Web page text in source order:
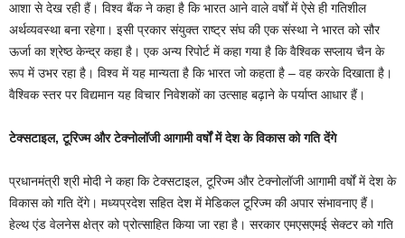
आशा से देख रही हैं। विश्व बैंक ने कहा है कि भारत आने वाले वर्षों में ऐसे ही गतिशील
अर्थव्यवस्था बना रहेगा। इसी प्रकार संयुक्त राष्ट्र संघ की एक संस्था ने भारत को सौर
ऊर्जा का श्रेष्ठ केन्द्र कहा है। एक अन्य रिपोर्ट में कहा गया है कि वैश्विक सप्लाय चैन के
रूप में उभर रहा है। विश्व में यह मान्यता है कि भारत जो कहता है – वह करके दिखाता है।
वैश्विक स्तर पर विद्यमान यह विचार निवेशकों का उत्साह बढ़ाने के पर्याप्त आधार हैं।
टेक्सटाइल, टूरिज्म और टेक्नोलॉजी आगामी वर्षों में देश के विकास को गति देंगे
प्रधानमंत्री श्री मोदी ने कहा कि टेक्सटाइल, टूरिज्म और टेक्नोलॉजी आगामी वर्षों में देश के
विकास को गति देंगे। मध्यप्रदेश सहित देश में मेडिकल टूरिज्म की अपार संभावनाए हैं।
हेल्थ एंड वेलनेस क्षेत्र को प्रोत्साहित किया जा रहा है। सरकार एमएसएमई सेक्टर को गति